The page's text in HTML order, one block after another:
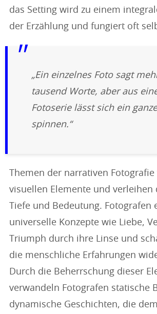
das Setting wird zu einem
der Erzählung und fungiert oft
„Ein einzelnes Foto sagt
tausend Worte, aber aus
Fotoserie lässt sich ein
spinnen.“
Themen der narrativen
visuellen Elemente und verleihen
Tiefe und Bedeutung. Fotografen
universelle Konzepte wie Liebe,
Triumph durch ihre Linse und
die menschliche Erfahrungen
Durch die Beherrschung dieser
verwandeln Fotografen statische
dynamische Geschichten, die